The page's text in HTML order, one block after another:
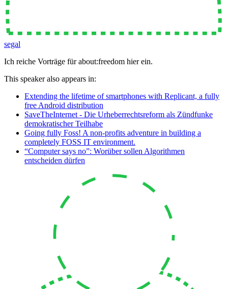
segal
Ich reiche Vorträge für about:freedom hier ein.
This speaker also appears in:
Extending the lifetime of smartphones with Replicant, a fully
free Android distribution
SaveTheInternet - Die Urheberrechtsreform als Zündfunke
demokratischer Teilhabe
Going fully Foss! A non-profits adventure in building a
completely FOSS IT environment.
“Computer says no”: Worüber sollen Algorithmen
entscheiden dürfen